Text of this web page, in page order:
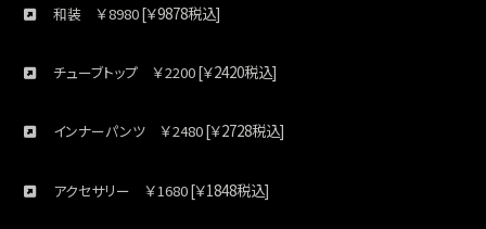
和装 ￥8980[￥9878税込]
チューブトップ ￥2200[￥2420税込]
インナーパンツ ￥2480[￥2728税込]
アクセサリー ￥1680[￥1848税込]